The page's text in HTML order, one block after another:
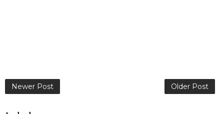
Newer Post Older Post